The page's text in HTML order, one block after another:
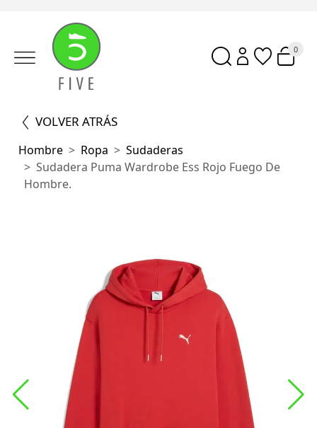
0
VOLVER ATRÁS
Hombre Ropa
Sudaderas
Sudadera Puma Wardrobe Ess Rojo Fuego De
Hombre.